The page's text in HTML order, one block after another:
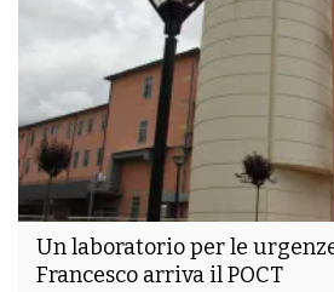
Un laboratorio per le
Francesco arriva il POCT